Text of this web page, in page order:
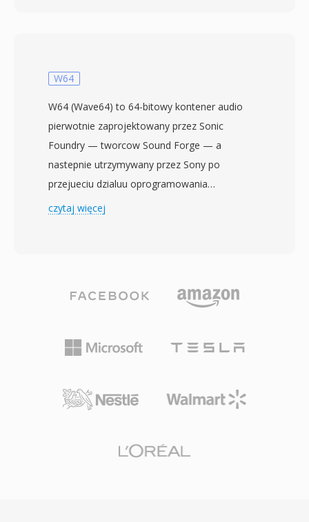
przechowuje 16-bitowe mono PCM wraz z
punkty poczatku i konca petli, petle sustain,
petle release i przypisania nut podstawowych
MIDI. Sprawia to, ze pliki SMP bylay
bezposrednio przydatne do tworzenia i
wymiany patchow miedzy samplerami
sprzetowymi przez transfery MIDI Sample
profesjonalnym sprzetem samplerowym Akai,
E-mu, Ensoniq i Roland — urzadzeniami, ktore
edycji. Format obslugiwal tez typowe
oraz krotkie opisy tekstowe dolaczane do
danych audio. Choc Turtle Beach przeszedl na
wycofany, pliki SMP przetrwaly w archiwach
W64
W64 (Wave64) to 64-bitowy kontener audio
pierwotnie zaprojektowany przez Sonic
Foundry — tworcow Sound Forge — a
nastepnie utrzymywany przez Sony po
przejueciu dzialuu oprogramowania
desktopowego Sonic Foundry w 2003 roku.
ktore staje sie problematyczne podczas dlugich
rejestracji czy produkcji o wysokiej
czestotliwosci probkowania. W64 osiaga to,
rozmiaru do 64 bitow, uzywajac
strukturalna pozwala plikom osiagac rozmiary
czytaj więcej